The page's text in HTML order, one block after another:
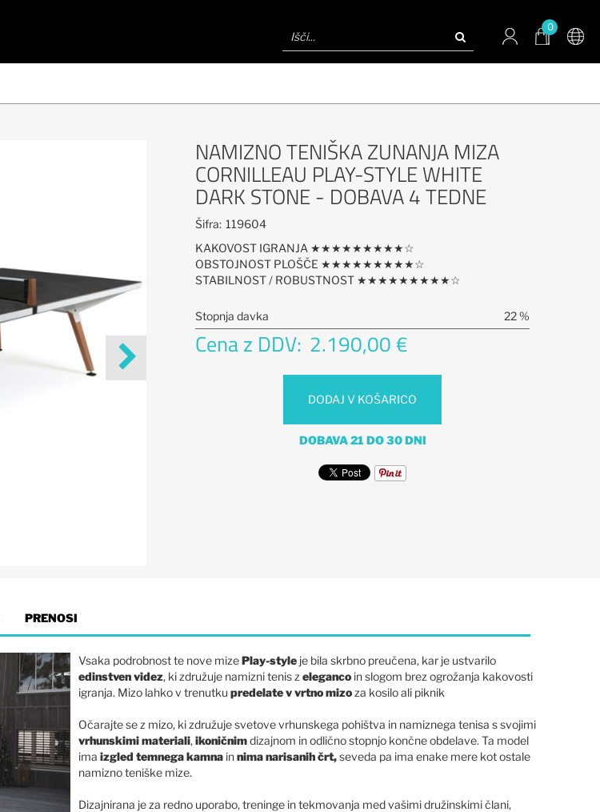
0
NAMIZNO TENIŠKA ZUNANJA MIZA
CORNILLEAU PLAY-STYLE WHITE
DARK STONE - DOBAVA 4 TEDNE
Šifra: 119604
KAKOVOST IGRANJA ★★★★★★★★★☆
OBSTOJNOST PLOŠČE ★★★★★★★★★☆
STABILNOST / ROBUSTNOST ★★★★★★★★★☆
Stopnja davka 22 %
Cena z DDV: 2.190,00 €
DODAJ V KOŠARICO
DOBAVA 21 DO 30 DNI
PRENOSI
Vsaka podrobnost te nove mizePlay-style je bila skrbno preučena, kar je ustvarilo
edinstven videz, ki združuje namizni tenis z eleganco in slogom brez ogrožanja kakovosti
igranja. Mizo lahko v trenutku predelate v vrtno mizo za kosilo ali piknik
Očarajte se z mizo, ki združuje svetove vrhunskega pohištva in namiznega tenisa s svojimi
vrhunskimi materiali,ikoničnimdizajnom in odlično stopnjo končne obdelave. Ta model
ima izgled temnega kamna innima narisanih črt,seveda pa ima enake mere kot ostale
namizno teniške mize.
Dizajnirana je za redno uporabo, treninge in tekmovanja med vašimi družinskimi člani,